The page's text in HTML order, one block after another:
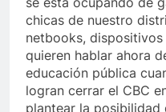
chicas de nuestro
netbooks,
quieren hablar ahora
educación pública
logran cerrar el CBC
plantear la